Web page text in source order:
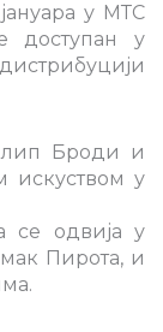
у МТС
доступан у
Броди и
искуством у
се одвија у
Пирота, и